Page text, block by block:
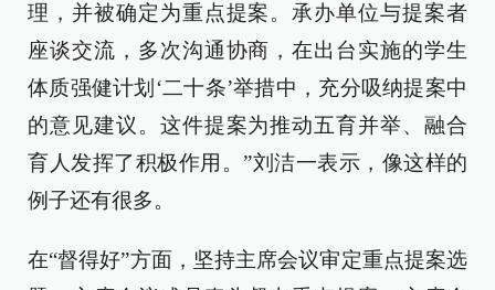
理，并被确定为重点提案。承办单位与提案者
座谈交流，多次沟通协商，在出台实施的学生
体质强健计划‘二十条’举措中，充分吸纳提案中
的意见建议。这件提案为推动五育并举、融合
育人发挥了积极作用。”刘洁一表示，像这样的
例子还有很多。
在“督得好”方面，坚持主席会议审定重点提案选